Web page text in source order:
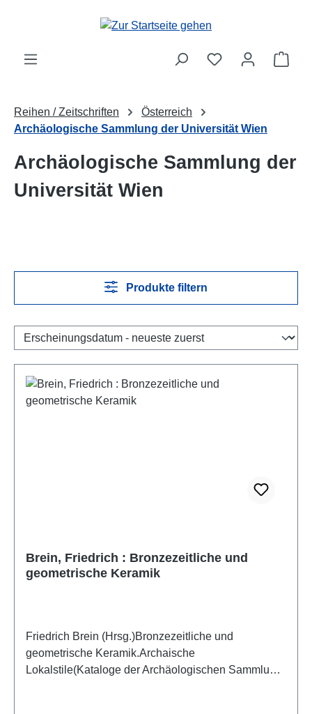
Zum Hauptinhalt springen
Reihen / Zeitschriften
Österreich
Archäologische Sammlung der Universität Wien
Archäologische Sammlung der
Universität Wien
Produkte filtern
Brein, Friedrich : Bronzezeitliche und
geometrische Keramik
Friedrich Brein (Hrsg.)Bronzezeitliche und
geometrische Keramik.Archaische
Lokalstile(Kataloge der Archäologischen Sammlung